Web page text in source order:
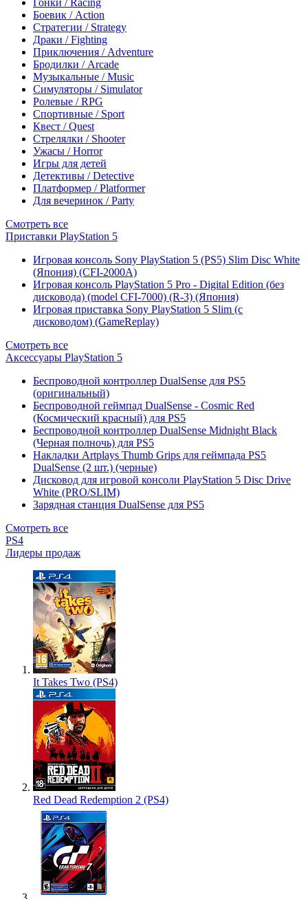
Гонки / Racing
Боевик / Action
Стратегии / Strategy
Драки / Fighting
Приключения / Adventure
Бродилки / Arcade
Музыкальные / Music
Симуляторы / Simulator
Ролевые / RPG
Спортивные / Sport
Квест / Quest
Стрелялки / Shooter
Ужасы / Horror
Игры для детей
Детективы / Detective
Платформер / Platformer
Для вечеринок / Party
Смотреть все
Приставки PlayStation 5
Игровая консоль Sony PlayStation 5 (PS5) Slim Disc White
(Япония) (CFI-2000A)
Игровая консоль PlayStation 5 Pro - Digital Edition (без
дисковода) (model CFI-7000) (R-3) (Япония)
Игровая приставка Sony PlayStation 5 Slim (с
дисководом) (GameReplay)
Смотреть все
Аксессуары PlayStation 5
Беспроводной контроллер DualSense для PS5
(оригинальный)
Беспроводной геймпад DualSense - Cosmic Red
(Космический красный) для PS5
Беспроводной контроллер DualSense Midnight Black
(Черная полночь) для PS5
Накладки Artplays Thumb Grips для геймпада PS5
DualSense (2 шт.) (черные)
Дисковод для игровой консоли PlayStation 5 Disc Drive
White (PRO/SLIM)
Зарядная станция DualSense для PS5
Смотреть все
PS4
Лидеры продаж
It Takes Two (PS4)
Red Dead Redemption 2 (PS4)